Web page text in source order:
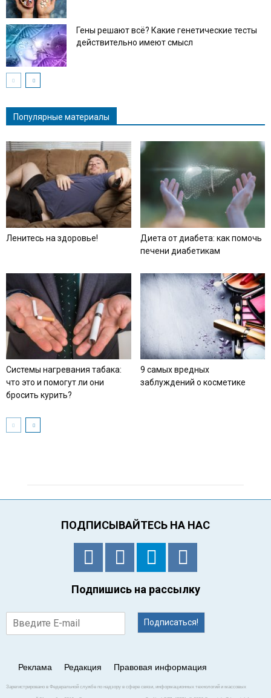
Гены решают всё? Какие генетические тесты
действительно имеют смысл
Популярные материалы
Ленитесь на здоровье!
Диета от диабета: как помочь
печени диабетикам
Системы нагревания табака:
что это и помогут ли они
бросить курить?
9 самых вредных
заблуждений о косметике
ПОДПИСЫВАЙТЕСЬ НА НАС
Подпишись на рассылку
Подписаться!
Реклама Редакция Правовая информация
Зарегистрировано в Федеральной службе по надзору в сфере связи, информационных технологий и массовых